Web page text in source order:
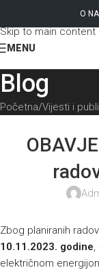
Skip to navigation
Skip to main content
O
MENU
Blog
Početna Vijesti i
Zbog planiranih
10.11.2023. godine,
električnom